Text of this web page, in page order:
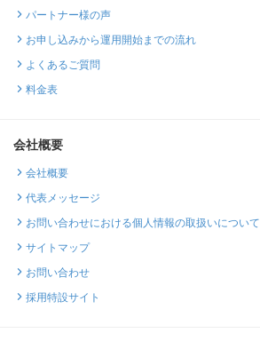
パートナー様の声
お申し込みから運用開始までの流れ
よくあるご質問
料金表
会社概要
会社概要
代表メッセージ
お問い合わせにおける個人情報の取扱いについて
サイトマップ
お問い合わせ
採用特設サイト